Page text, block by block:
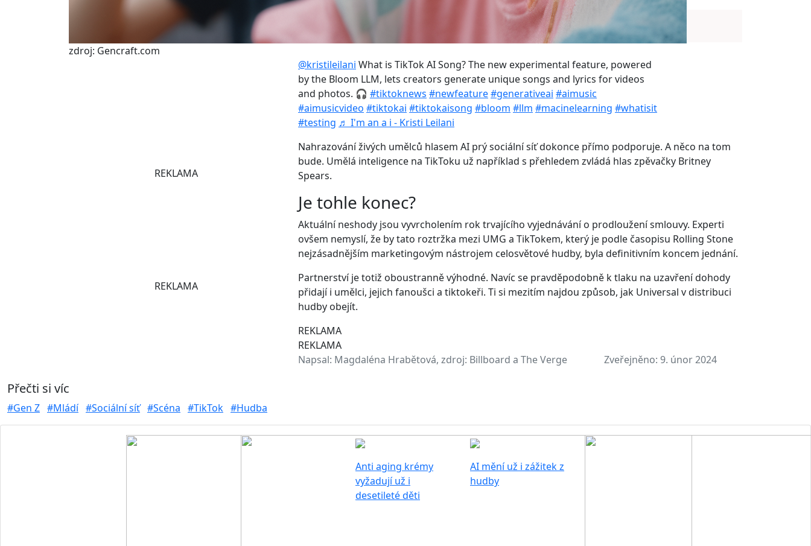
zdroj: Gencraft.com
REKLAMA
REKLAMA
REKLAMA
@kristileilani What is TikTok AI Song? The new experimental feature, powered
by the Bloom LLM, lets creators generate unique songs and lyrics for videos
and photos. 🎧 #tiktoknews #newfeature#generativeai #aimusic
#aimusicvideo #tiktokai #tiktokaisong #bloom #llm #macinelearning #whatisit
#testing ♬ I'm an a i - Kristi Leilani
Nahrazování živých umělců hlasem AI prý sociální síť dokonce přímo podporuje. A něco na tom
bude. Umělá inteligence na TikToku už například s přehledem zvládá hlas zpěvačky Britney
Spears.
Je tohle konec?
Aktuální neshody jsou vyvrcholením rok trvajícího vyjednávání o prodloužení smlouvy. Experti
ovšem nemyslí, že by tato roztržka mezi UMG a TikTokem, který je podle časopisu Rolling Stone
nejzásadnějším marketingovým nástrojem celosvětové hudby, byla definitivním koncem jednání.
Partnerství je totiž oboustranně výhodné. Navíc se pravděpodobně k tlaku na uzavření dohody
přidají i umělci, jejich fanoušci a tiktokeři. Ti si mezitím najdou způsob, jak Universal v distribuci
hudby obejít.
REKLAMA
REKLAMA
Napsal: Magdaléna Hrabětová, zdroj: Billboard a The Verge Zveřejněno: 9. únor 2024
Přečti si víc
#Gen Z #Mládí #Sociální síť #Scéna #TikTok #Hudba
Anti aging krémy
vyžadují už i
desetileté děti
AI mění už i zážitek z
hudby